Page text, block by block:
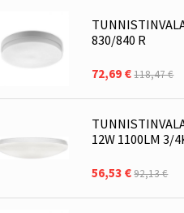
830/840 R
72,69 €118,47 €
12W 1100LM 3/
56,53 €92,13 €